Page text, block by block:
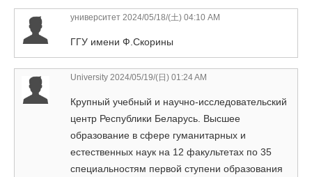
университет 2024/05/18/(土) 04:10 AM
ГГУ имени Ф.Скорины
University 2024/05/19/(日) 01:24 AM
Крупный учебный и научно-исследовательский
центр Республики Беларусь. Высшее
образование в сфере гуманитарных и
естественных наук на 12 факультетах по 35
специальностям первой ступени образования